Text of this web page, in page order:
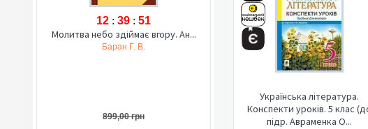
12 : 39 : 50
Молитва небо здіймає вгору. Ан...
Баран Г. В.
899,00 грн
Українська література.
Конспекти уроків. 5 клас
підр. Авраменка О...